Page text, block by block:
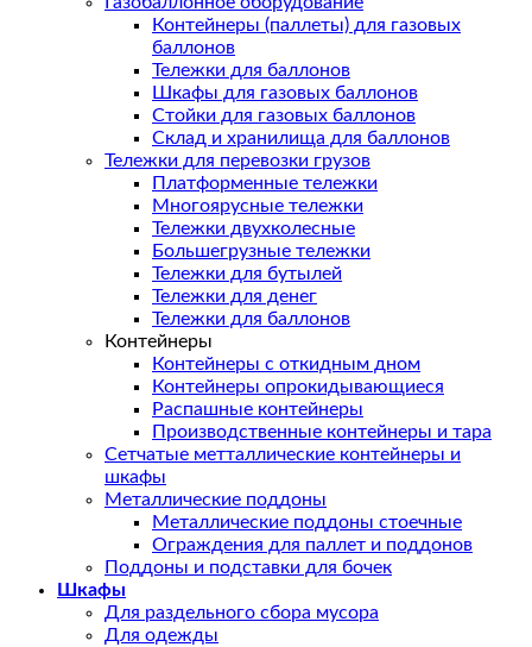
Контейнеры (паллеты) для газовых
баллонов
Тележки для баллонов
Шкафы для газовых баллонов
Стойки для газовых баллонов
Склад и хранилища для баллонов
Тележки для перевозки грузов
Платформенные тележки
Многоярусные тележки
Тележки двухколесные
Большегрузные тележки
Тележки для бутылей
Тележки для денег
Тележки для баллонов
Контейнеры
Контейнеры с откидным дном
Контейнеры опрокидывающиеся
Распашные контейнеры
Производственные контейнеры и тара
Сетчатые метталлические контейнеры и
шкафы
Металлические поддоны
Металлические поддоны стоечные
Ограждения для паллет и поддонов
Поддоны и подставки для бочек
Шкафы
Для раздельного сбора мусора
Для одежды